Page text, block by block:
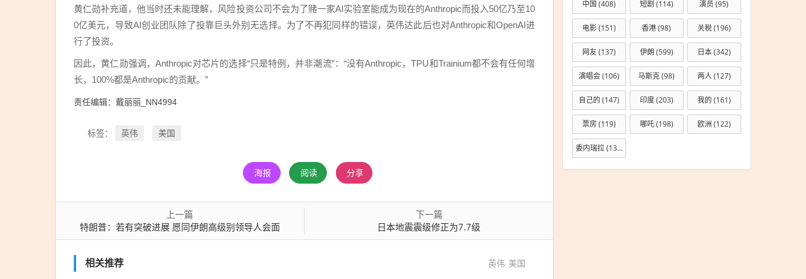
黄仁勋补充道，他当时还未能理解，风险投资公司不会为了赌一家AI实验室能成为现在的Anthropic而投入50亿乃至10
0亿美元，导致AI创业团队除了投靠巨头外别无选择。为了不再犯同样的错误，英伟达此后也对Anthropic和OpenAI进
行了投资。
因此，黄仁勋强调，Anthropic对芯片的选择“只是特例，并非潮流”：“没有Anthropic，TPU和Trainium都不会有任何增
长，100%都是Anthropic的贡献。”
责任编辑：戴丽丽_NN4994
标签： 英伟 美国
海报 阅读 分享
上一篇
特朗普：若有突破进展 愿同伊朗高级别领导人会面
下一篇
日本地震震级修正为7.7级
相关推荐 英伟 美国
中国 (408) 短剧 (114) 演员 (95)
电影(151) 香港(98) 关税(196)
网友(137) 伊朗 (599) 日本(342)
演唱会(106) 马斯克(98) 两人(127)
自己的 (147) 印度(203) 我的 (161)
票房 (119) 哪吒(198) 欧洲 (122)
委内瑞拉(133)